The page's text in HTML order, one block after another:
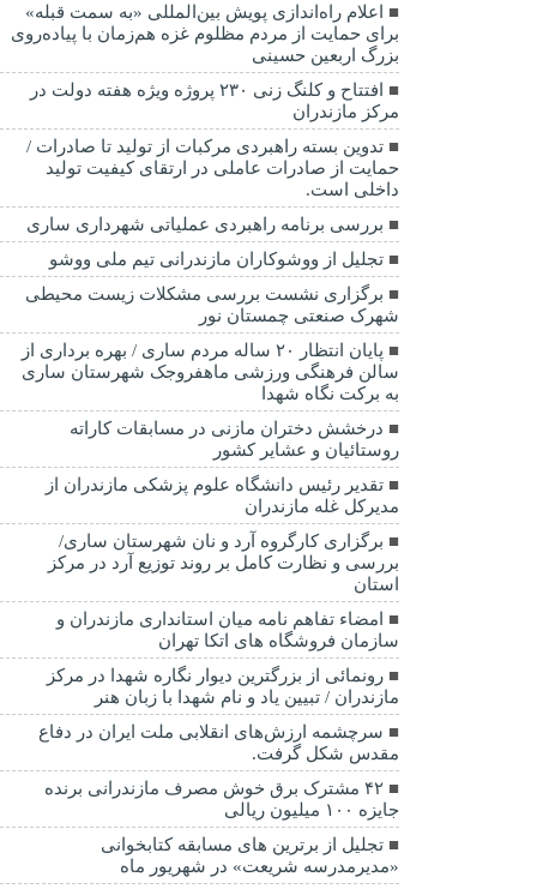
اعلام راه‌اندازی پویش بین‌المللی «به سمت قبله»
برای حمایت از مردم مظلوم غزه هم‌زمان با پیاده‌روی
بزرگ اربعین حسینی
افتتاح و کلنگ زنی ۲۳۰ پروژه ویژه هفته دولت در
مرکز مازندران
تدوین بسته راهبردی مرکبات از تولید تا صادرات /
حمایت از صادرات عاملی در ارتقای کیفیت تولید
داخلی است.
بررسی برنامه راهبردی عملیاتی شهرداری ساری
تجلیل از ووشوکاران مازندرانی تیم ملی ووشو
برگزاری نشست بررسی مشکلات زیست محیطی
شهرک صنعتی چمستان نور
پایان انتظار ۲۰ ساله مردم ساری / بهره برداری از
سالن فرهنگی ورزشی ماهفروجک شهرستان ساری
به برکت نگاه شهدا
درخشش دختران مازنی در مسابقات کاراته
روستائیان و عشایر کشور
تقدیر رئیس دانشگاه علوم پزشکی مازندران از
مدیرکل غله مازندران
برگزاری کارگروه آرد و نان شهرستان ساری/
بررسی و نظارت کامل بر روند توزیع آرد در مرکز
استان
امضاء تفاهم نامه میان استانداری مازندران و
سازمان فروشگاه های اتکا تهران
رونمائی از بزرگترین دیوار نگاره شهدا در مرکز
مازندران / تبیین یاد و نام شهدا با زبان هنر
سرچشمه ارزش‌های انقلابی ملت ایران در دفاع
مقدس شکل گرفت.
۴۲ مشترک برق خوش مصرف مازندرانی برنده
جایزه ۱۰۰ میلیون ریالی
تجلیل از برترین های مسابقه کتابخوانی
«مدیرمدرسه شریعت» در شهریور ماه